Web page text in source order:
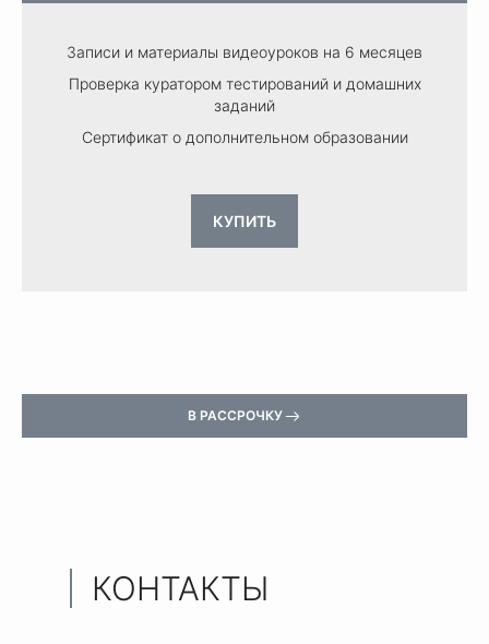
Записи и материалы видеоуроков на 6 месяцев
Проверка куратором тестирований и домашних
заданий
Сертификат о дополнительном образовании
КУПИТЬ
В РАССРОЧКУ
КОНТАКТЫ